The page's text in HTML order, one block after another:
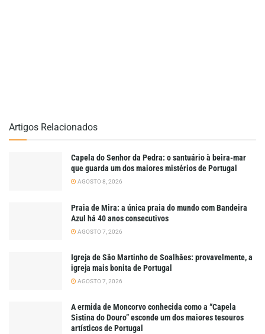
Artigos Relacionados
Capela do Senhor da Pedra: o santuário à beira-mar
que guarda um dos maiores mistérios de Portugal
AGOSTO 8, 2026
Praia de Mira: a única praia do mundo com Bandeira
Azul há 40 anos consecutivos
AGOSTO 7, 2026
Igreja de São Martinho de Soalhães: provavelmente, a
igreja mais bonita de Portugal
AGOSTO 7, 2026
A ermida de Moncorvo conhecida como a “Capela
Sistina do Douro” esconde um dos maiores tesouros
artísticos de Portugal